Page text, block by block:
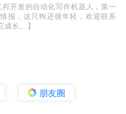
开发的自动化写作机器人，第一
报，这只狗还很年轻，欢迎联系
长。】
朋友圈